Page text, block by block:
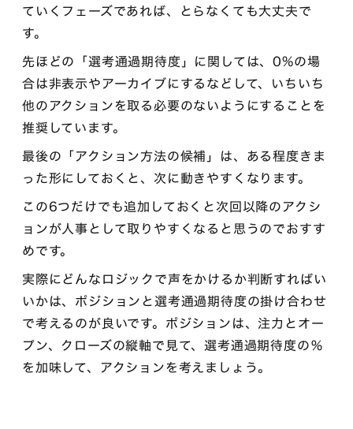
ていくフェーズであれば、とらなくても大丈夫で
す。
先ほどの「選考通過期待度」に関しては、0%の場
合は非表示やアーカイブにするなどして、いちいち
他のアクションを取る必要のないようにすることを
推奨しています。
最後の「アクション方法の候補」は、ある程度きま
った形にしておくと、次に動きやすくなります。
この6つだけでも追加しておくと次回以降のアクシ
ョンが人事として取りやすくなると思うのでおすす
めです。
実際にどんなロジックで声をかけるか判断すればい
いかは、ポジションと選考通過期待度の掛け合わせ
で考えるのが良いです。ポジションは、注力とオー
プン、クローズの縦軸で見て、選考通過期待度の％
を加味して、アクションを考えましょう。